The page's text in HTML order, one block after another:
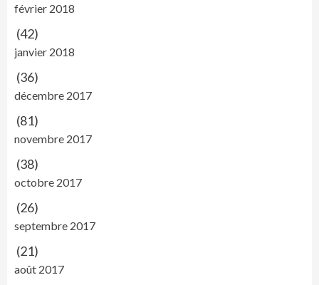
février 2018
(42)
janvier 2018
(36)
décembre 2017
(81)
novembre 2017
(38)
octobre 2017
(26)
septembre 2017
(21)
août 2017